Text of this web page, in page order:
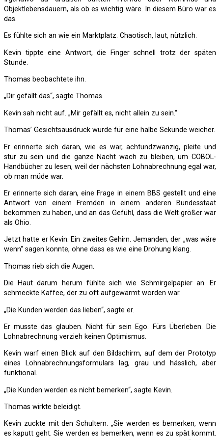
Objektlebensdauern, als ob es wichtig wäre. In diesem Büro war es
das.
Es fühlte sich an wie ein Marktplatz. Chaotisch, laut, nützlich.
Kevin tippte eine Antwort, die Finger schnell trotz der späten
Stunde.
Thomas beobachtete ihn.
„Dir gefällt das“, sagte Thomas.
Kevin sah nicht auf. „Mir gefällt es, nicht allein zu sein.“
Thomas’ Gesichtsausdruck wurde für eine halbe Sekunde weicher.
Er erinnerte sich daran, wie es war, achtundzwanzig, pleite und
stur zu sein und die ganze Nacht wach zu bleiben, um COBOL-
Handbücher zu lesen, weil der nächsten Lohnabrechnung egal war,
ob man müde war.
Er erinnerte sich daran, eine Frage in einem BBS gestellt und eine
Antwort von einem Fremden in einem anderen Bundesstaat
bekommen zu haben, und an das Gefühl, dass die Welt größer war
als Ohio.
Jetzt hatte er Kevin. Ein zweites Gehirn. Jemanden, der „was wäre
wenn“ sagen konnte, ohne dass es wie eine Drohung klang.
Thomas rieb sich die Augen.
Die Haut darum herum fühlte sich wie Schmirgelpapier an. Er
schmeckte Kaffee, der zu oft aufgewärmt worden war.
„Die Kunden werden das lieben“, sagte er.
Er musste das glauben. Nicht für sein Ego. Fürs Überleben. Die
Lohnabrechnung verzieh keinen Optimismus.
Kevin warf einen Blick auf den Bildschirm, auf dem der Prototyp
eines Lohnabrechnungsformulars lag, grau und hässlich, aber
funktional.
„Die Kunden werden es nicht bemerken“, sagte Kevin.
Thomas wirkte beleidigt.
Kevin zuckte mit den Schultern. „Sie werden es bemerken, wenn
es kaputt geht. Sie werden es bemerken, wenn es zu spät kommt.